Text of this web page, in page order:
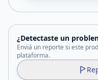
¿Detectaste un
Enviá un reporte si este
plataforma.